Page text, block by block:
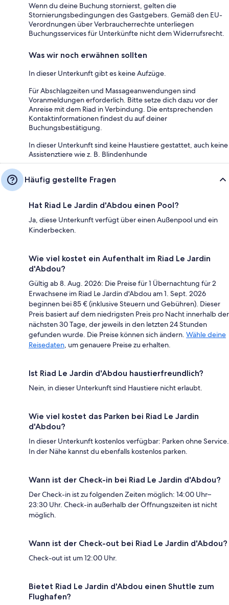
Wenn du deine Buchung stornierst, gelten die
Stornierungsbedingungen des Gastgebers. Gemäß den EU-
Verordnungen über Verbraucherrechte unterliegen
Buchungsservices für Unterkünfte nicht dem Widerrufsrecht.
Was wir noch erwähnen sollten
In dieser Unterkunft gibt es keine Aufzüge.
Für Abschlagzeiten und Massageanwendungen sind
Voranmeldungen erforderlich. Bitte setze dich dazu vor der
Anreise mit dem Riad in Verbindung. Die entsprechenden
Kontaktinformationen findest du auf deiner
Buchungsbestätigung.
In dieser Unterkunft sind keine Haustiere gestattet, auch keine
Assistenztiere wie z. B. Blindenhunde
Häufig gestellte Fragen
Hat Riad Le Jardin d'Abdou einen Pool?
Ja, diese Unterkunft verfügt über einen Außenpool und ein
Kinderbecken.
Wie viel kostet ein Aufenthalt im Riad Le Jardin
d'Abdou?
Gültig ab 8. Aug. 2026: Die Preise für 1 Übernachtung für 2
Erwachsene im Riad Le Jardin d'Abdou am 1. Sept. 2026
beginnen bei 85 € (inklusive Steuern und Gebühren). Dieser
Preis basiert auf dem niedrigsten Preis pro Nacht innerhalb der
nächsten 30 Tage, der jeweils in den letzten 24 Stunden
gefunden wurde. Die Preise können sich ändern. Wähle deine
Reisedaten, um genauere Preise zu erhalten.
Ist Riad Le Jardin d'Abdou haustierfreundlich?
Nein, in dieser Unterkunft sind Haustiere nicht erlaubt.
Wie viel kostet das Parken bei Riad Le Jardin
d'Abdou?
In dieser Unterkunft kostenlos verfügbar: Parken ohne Service.
In der Nähe kannst du ebenfalls kostenlos parken.
Wann ist der Check-in bei Riad Le Jardin d'Abdou?
Der Check-in ist zu folgenden Zeiten möglich: 14:00 Uhr–
23:30 Uhr. Check-in außerhalb der Öffnungszeiten ist nicht
möglich.
Wann ist der Check-out bei Riad Le Jardin d'Abdou?
Check-out ist um 12:00 Uhr.
Bietet Riad Le Jardin d'Abdou einen Shuttle zum
Flughafen?